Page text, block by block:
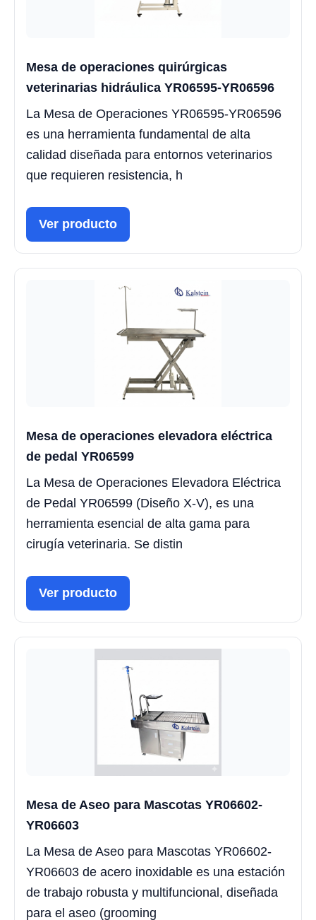
Mesa de operaciones quirúrgicas
veterinarias hidráulica YR06595-YR06596
La Mesa de Operaciones YR06595-YR06596
es una herramienta fundamental de alta
calidad diseñada para entornos veterinarios
que requieren resistencia, h
Ver producto
Mesa de operaciones elevadora eléctrica
de pedal YR06599
La Mesa de Operaciones Elevadora Eléctrica
de Pedal YR06599 (Diseño X-V), es una
herramienta esencial de alta gama para
cirugía veterinaria. Se distin
Ver producto
Mesa de Aseo para Mascotas YR06602-
YR06603
La Mesa de Aseo para Mascotas YR06602-
YR06603 de acero inoxidable es una estación
de trabajo robusta y multifuncional, diseñada
para el aseo (grooming